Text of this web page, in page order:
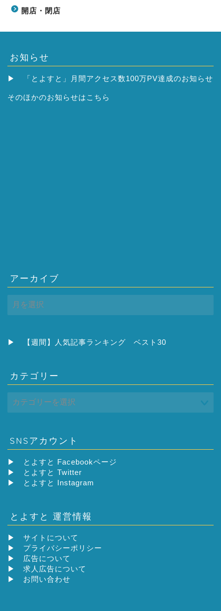
開店・閉店
お知らせ
▶ 「とよすと」月間アクセス数100万PV達成のお知らせ
そのほかのお知らせはこちら
アーカイブ
ア
ー
ブ
▶ 【週間】人気記事ランキング ベスト30
カテゴリー
SNSアカウント
▶
とよすと Facebookページ
▶
とよすと Twitter
▶
とよすと Instagram
とよすと 運営情報
▶ サイトについて
▶ プライバシーポリシー
▶ 広告について
▶ 求人広告について
▶ お問い合わせ